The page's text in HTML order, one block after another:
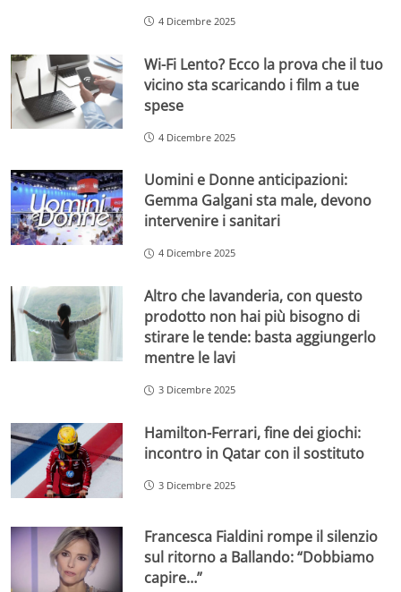
4 Dicembre 2025
Wi-Fi Lento? Ecco la prova che il tuo
vicino sta scaricando i film a tue
spese
4 Dicembre 2025
Uomini e Donne anticipazioni:
Gemma Galgani sta male, devono
intervenire i sanitari
4 Dicembre 2025
Altro che lavanderia, con questo
prodotto non hai più bisogno di
stirare le tende: basta aggiungerlo
mentre le lavi
3 Dicembre 2025
Hamilton-Ferrari, fine dei giochi:
incontro in Qatar con il sostituto
3 Dicembre 2025
Francesca Fialdini rompe il silenzio
sul ritorno a Ballando: “Dobbiamo
capire…”